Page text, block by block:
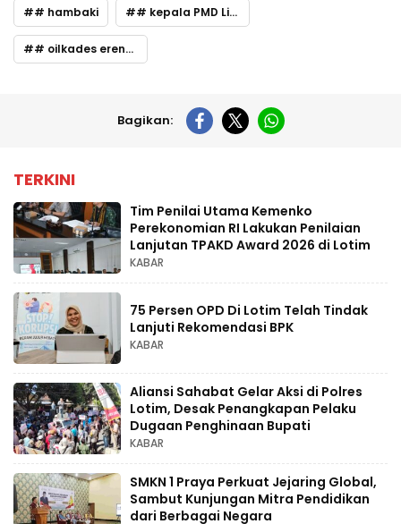
# hambaki # kepala PMD Litiim
# oilkades erentak
Bagikan:
TERKINI
Tim Penilai Utama Kemenko
Perekonomian RI Lakukan Penilaian
Lanjutan TPAKD Award 2026 di Lotim
KABAR
75 Persen OPD Di Lotim Telah Tindak
Lanjuti Rekomendasi BPK
KABAR
Aliansi Sahabat Gelar Aksi di Polres
Lotim, Desak Penangkapan Pelaku
Dugaan Penghinaan Bupati
KABAR
SMKN 1 Praya Perkuat Jejaring Global,
Sambut Kunjungan Mitra Pendidikan
dari Berbagai Negara